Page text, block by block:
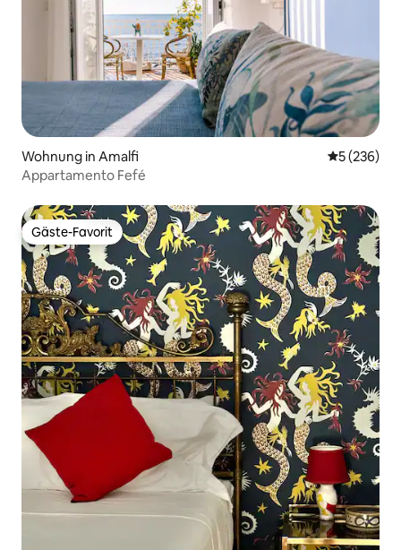
Wohnung in Amalfi
5 (236)
Appartamento Fefé
Gäste-Favorit
Gäste-Favorit